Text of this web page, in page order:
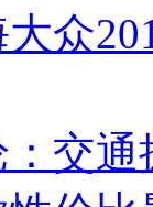
大众
交通